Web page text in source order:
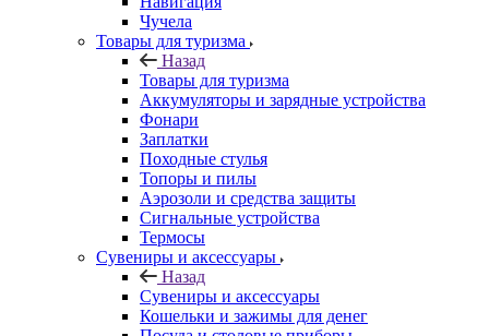
Чучела
Товары для туризма
Назад
Товары для туризма
Аккумуляторы и зарядные устройства
Фонари
Заплатки
Походные стулья
Топоры и пилы
Аэрозоли и средства защиты
Сигнальные устройства
Термосы
Сувениры и аксессуары
Назад
Сувениры и аксессуары
Кошельки и зажимы для денег